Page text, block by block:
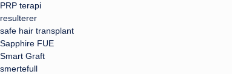
PRP terapi
resulterer
safe hair transplant
Sapphire FUE
Smart Graft
smertefull